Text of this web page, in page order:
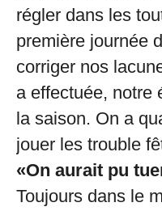
régler dans les
première journée
corriger nos
a effectuée, notre
la saison. On a
jouer les trouble
«On aurait pu
Toujours dans le